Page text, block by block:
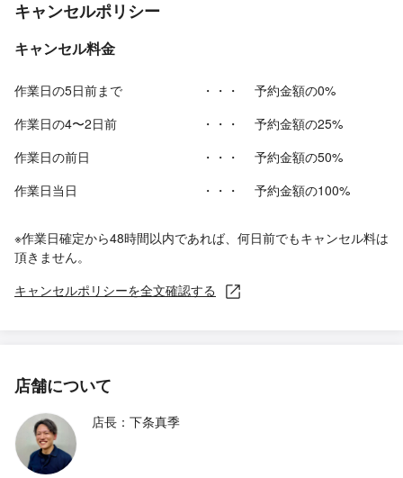
キャンセルポリシー
キャンセル料金
作業日の5日前まで ・・・
予約金額の0%
作業日の4〜2日前
・・・
予約金額の25%
作業日の前日
・・・
予約金額の50%
作業日当日
・・・ 予約金額の100%
※作業日確定から48時間以内であれば、何日前でもキャンセル料は
頂きません。
キャンセルポリシーを全文確認する
店舗について
店長：下条真季